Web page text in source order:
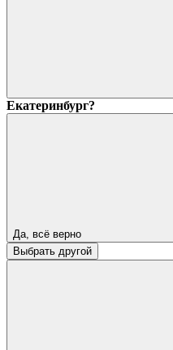
Екатеринбург?
Да, всё верно
Выбрать другой